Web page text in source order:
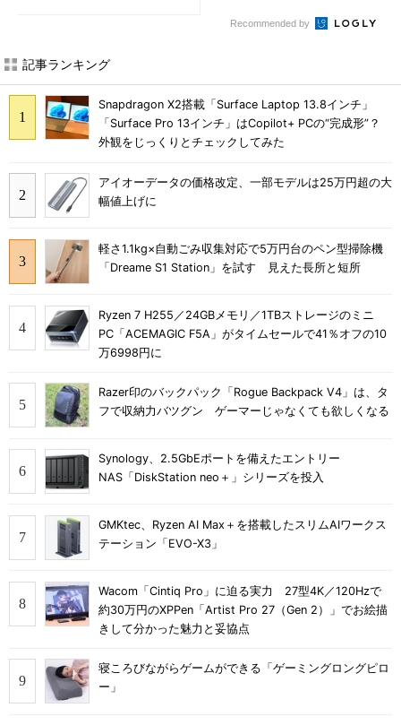
Recommended by
記事ランキング
Snapdragon X2搭載「Surface Laptop 13.8インチ」
「Surface Pro 13インチ」はCopilot+ PCの“完成形”？
外観をじっくりとチェックしてみた
アイオーデータの価格改定、一部モデルは25万円超の大
幅値上げに
軽さ1.1kg×自動ごみ収集対応で5万円台のペン型掃除機
「Dreame S1 Station」を試す 見えた長所と短所
Ryzen 7 H255／24GBメモリ／1TBストレージのミニ
PC「ACEMAGIC F5A」がタイムセールで41％オフの10
万6998円に
Razer印のバックパック「Rogue Backpack V4」は、タ
フで収納力バツグン ゲーマーじゃなくても欲しくなる
Synology、2.5GbEポートを備えたエントリー
NAS「DiskStation neo＋」シリーズを投入
GMKtec、Ryzen AI Max＋を搭載したスリムAIワークス
テーション「EVO-X3」
Wacom「Cintiq Pro」に迫る実力 27型4K／120Hzで
約30万円のXPPen「Artist Pro 27（Gen 2）」でお絵描
きして分かった魅力と妥協点
寝ころびながらゲームができる「ゲーミングロングピロ
ー」